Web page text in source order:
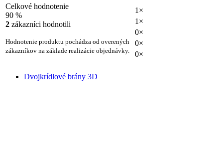
Celkové hodnotenie
90 %
2 zákazníci hodnotili
Hodnotenie produktu pochádza od overených
zákazníkov na základe realizácie objednávky.
1×
1×
0×
0×
0×
Dvojkrídlové brány 3D